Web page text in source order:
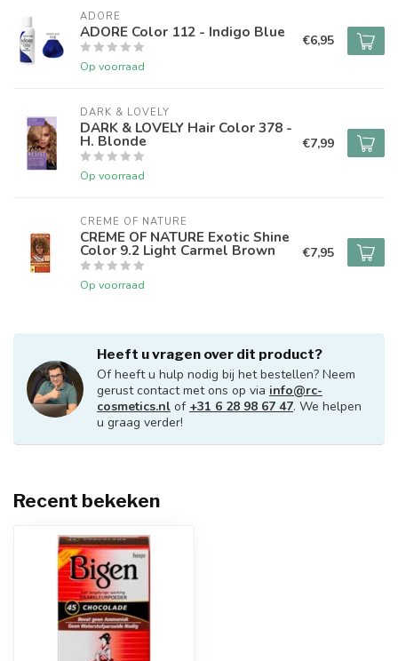
ADORE
ADORE Color 112 - Indigo Blue
Op voorraad
€6,95
DARK & LOVELY
DARK & LOVELY Hair Color 378 -
H. Blonde
Op voorraad
€7,99
CREME OF NATURE
CREME OF NATURE Exotic Shine
Color 9.2 Light Carmel Brown
Op voorraad
€7,95
Heeft u vragen over dit product?
Of heeft u hulp nodig bij het bestellen? Neem
gerust contact met ons op via info@rc-
cosmetics.nl of +31 6 28 98 67 47. We helpen
u graag verder!
Recent bekeken